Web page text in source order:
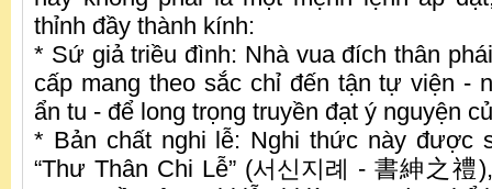
thỉnh đầy thành kính:
* Sứ giả triều đình: Nhà vua đích thân
cấp mang theo sắc chỉ đến tận tự viện -
ẩn tu - để long trọng truyền đạt ý nguyện
* Bản chất nghi lễ: Nghi thức này được
“Thư Thân Chi Lễ” (서신지례 - 書紳之禮